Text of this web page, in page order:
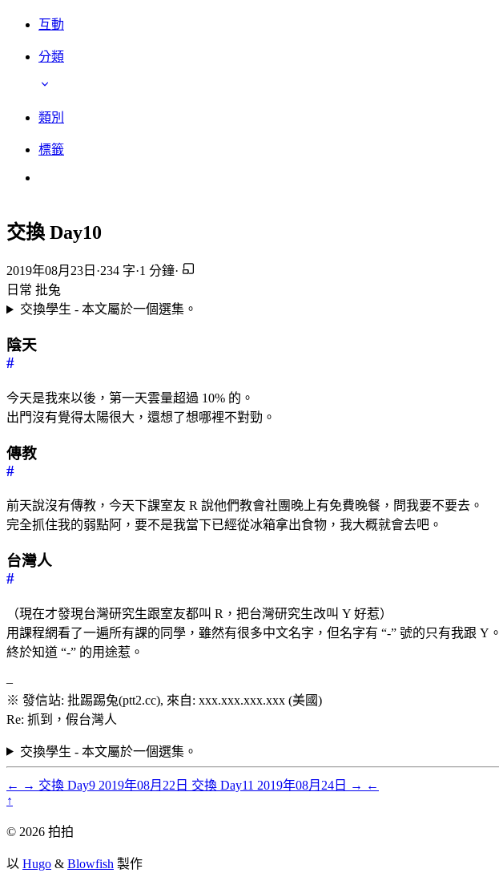
互動
分類
類別
標籤
交換 Day10
2019年08月23日 ·234 字·1 分鐘·
日常 批兔
交換學生 - 本文屬於一個選集。
陰天
#
今天是我來以後，第一天雲量超過 10% 的。
出門沒有覺得太陽很大，還想了想哪裡不對勁。
傳教
#
前天說沒有傳教，今天下課室友 R 說他們教會社團晚上有免費晚餐，問我要不要去。
完全抓住我的弱點阿，要不是我當下已經從冰箱拿出食物，我大概就會去吧。
台灣人
#
（現在才發現台灣研究生跟室友都叫 R，把台灣研究生改叫 Y 好惹）
用課程網看了一遍所有課的同學，雖然有很多中文名字，但名字有 “-” 號的只有我跟 Y。
終於知道 “-” 的用途惹。
–
※ 發信站: 批踢踢兔(ptt2.cc), 來自: xxx.xxx.xxx.xxx (美國)
Re: 抓到，假台灣人
交換學生 - 本文屬於一個選集。
← → 交換 Day9 2019年08月22日 交換 Day11 2019年08月24日 → ←
↑
© 2026 拍拍
以 Hugo & Blowfish 製作